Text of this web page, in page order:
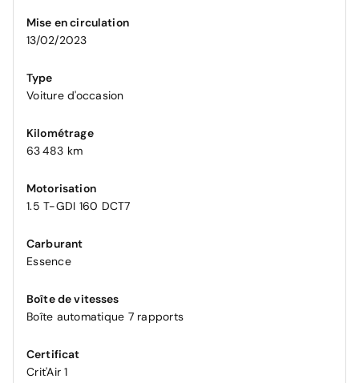
Mise en circulation
13/02/2023
Type
Voiture d'occasion
Kilométrage
63 483 km
Motorisation
1.5 T-GDI 160 DCT7
Carburant
Essence
Boîte de vitesses
Boîte automatique 7 rapports
Certificat
Crit'Air 1